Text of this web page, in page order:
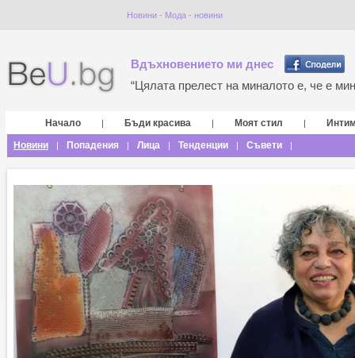
Новини - Мода - новини
Вдъхновението ми днес
“Цялата прелест на миналото е, че е
Начало | Бъди красива | Моят стил |
Новини
| Попадения | Лица | Тенденции | Съвети |